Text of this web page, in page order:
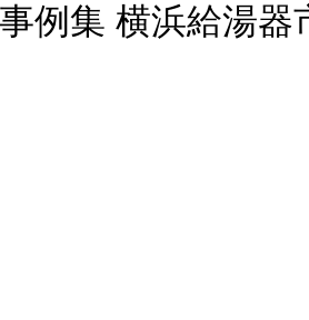
例集 横浜給湯